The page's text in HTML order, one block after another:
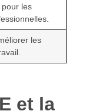
les
les
et la